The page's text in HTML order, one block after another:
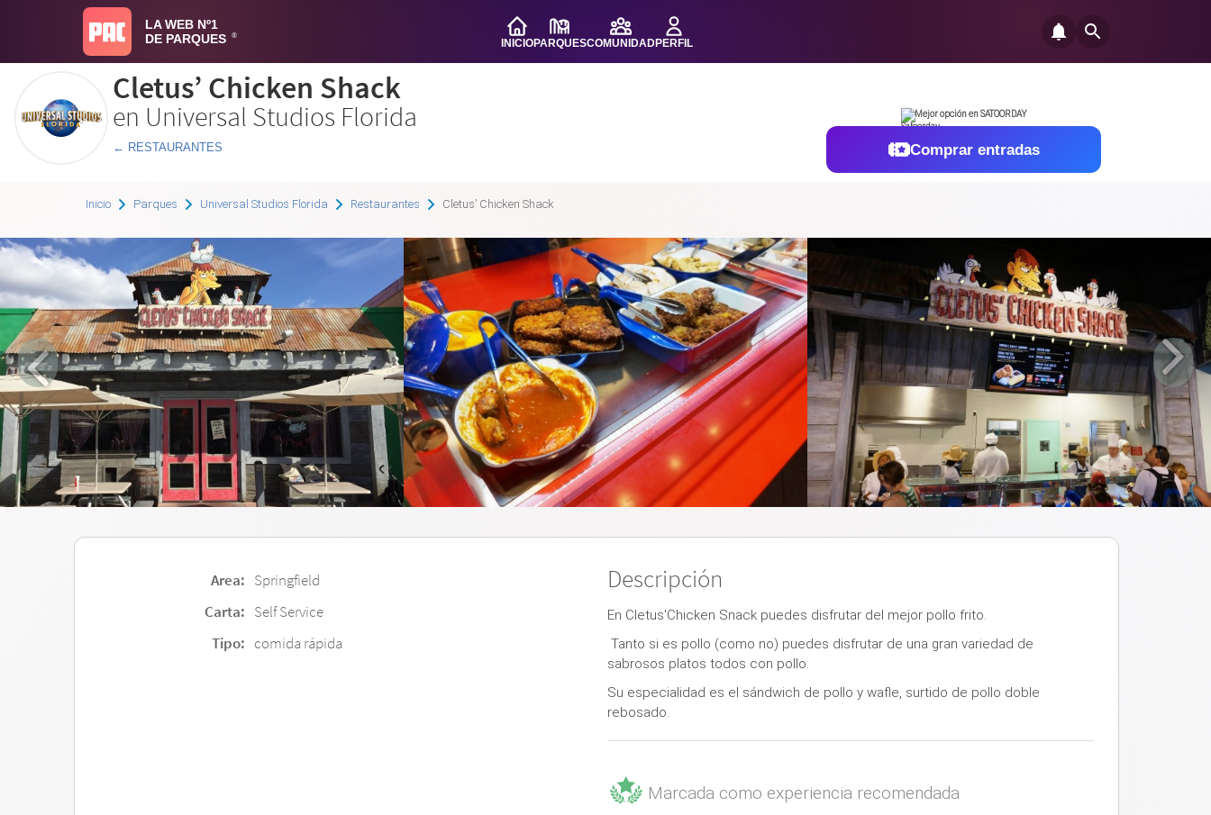
LA WEB Nº1
DE PARQUES
®
INICIOPARQUESCOMUNIDADPERFIL
Cletus’ Chicken Shack
en Universal Studios Florida
← RESTAURANTES
Mejor opción en SATOORDAY
Comprar entradas
Inicio Parques Universal Studios Florida Restaurantes Cletus’ Chicken Shack
Area: Springfield
Carta: Self Service
Tipo: comida rápida
Descripción
En Cletus'Chicken Snack puedes disfrutar del mejor pollo frito.
Tanto si es pollo (como no) puedes disfrutar de una gran variedad de
sabrosos platos todos con pollo.
Su especialidad es el sándwich de pollo y wafle, surtido de pollo doble
rebosado.
Marcada como experiencia recomendada